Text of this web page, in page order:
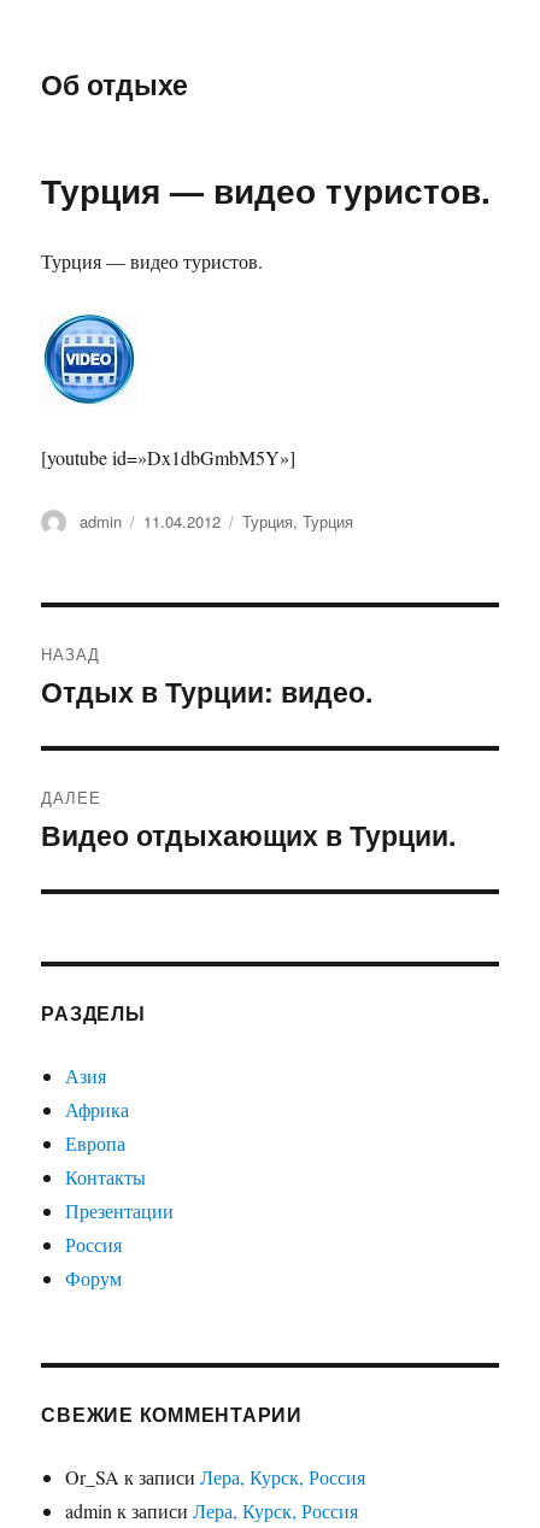
Об отдыхе
Турция — видео туристов.
Турция — видео туристов.
[youtube id=»Dx1dbGmbM5Y»]
Автор
admin Опубликовано
11.04.2012 Рубрики
Турция,Турция
по
НАЗАД
Предыдущая
Отдых в Турции: видео.
ДАЛЕЕ
Следующая
Видео отдыхающих в Турции.
РАЗДЕЛЫ
Азия
Африка
Европа
Контакты
Презентации
Россия
Форум
СВЕЖИЕ КОММЕНТАРИИ
Or_SA к записиЛера, Курск, Россия
admin к записиЛера, Курск, Россия